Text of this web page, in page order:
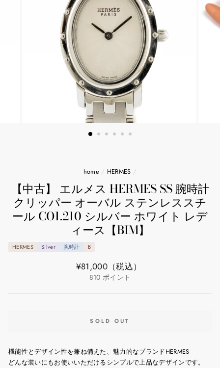
home / HERMES /
【中古】 エルメス HERMES SS 腕時計
クリッパー オーバル ステンレススチ
ール CO1.210 シルバー ホワイト レデ
ィース【BIM】
HERMES Silver 腕時計 B
通
¥81,000（税込）
810 ポイント
SOLD OUT
機能性とデザイン性を兼ね備えた、魅力的なブランドHERMES
どんな装いにもお使いいただけるシンプルで上品なデザインです。